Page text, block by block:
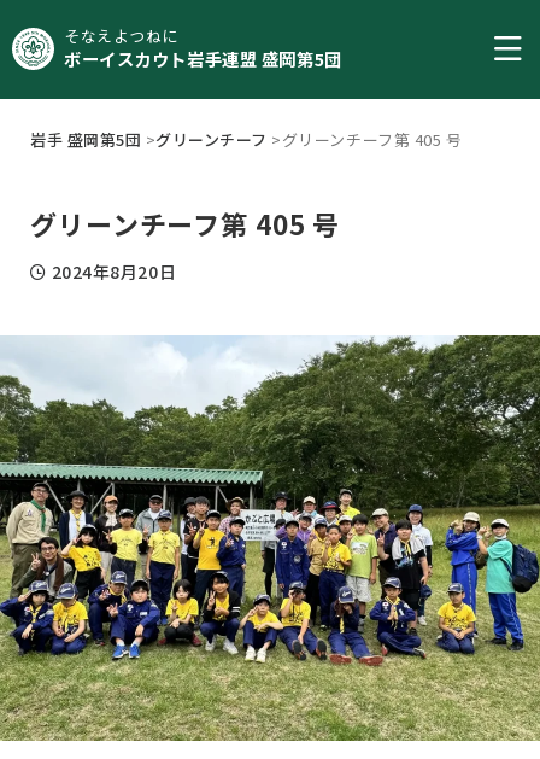
そなえよつねに
ボーイスカウト岩手連盟 盛岡第5団
岩手 盛岡第5団 >グリーンチーフ >グリーンチーフ第 405 号
グリーンチーフ第 405 号
2024年8月20日